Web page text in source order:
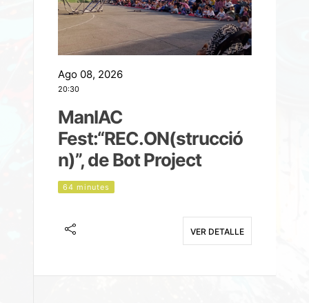
Ago 08, 2026
20:30
ManIAC
Fest:“REC.ON(strucció
n)”, de Bot Project
64 minutes
VER DETALLE